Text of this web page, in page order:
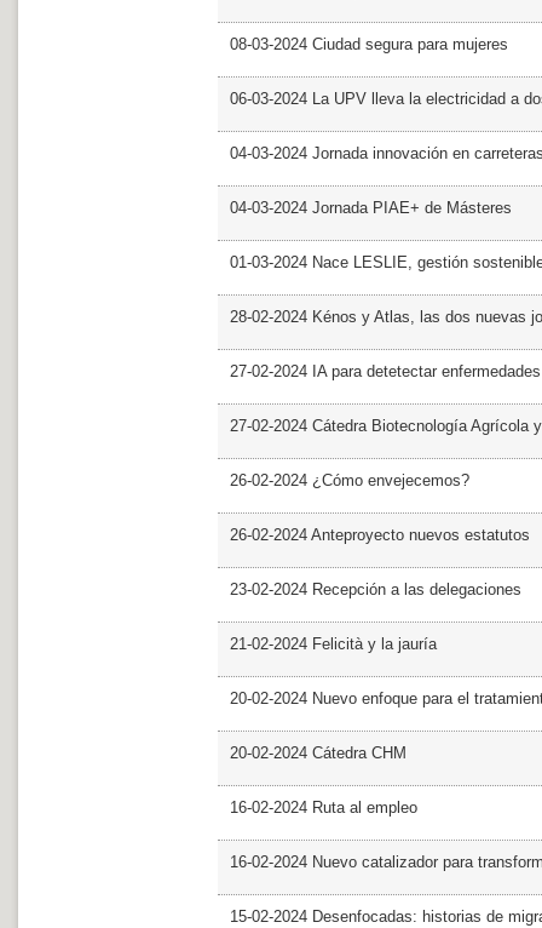
08-03-2024 Ciudad segura para mujeres
06-03-2024 La UPV lleva la electricidad a
04-03-2024 Jornada innovación en
04-03-2024 Jornada PIAE+ de Másteres
01-03-2024 Nace LESLIE, gestión
28-02-2024 Kénos y Atlas, las dos nuevas
27-02-2024 IA para detetectar
27-02-2024 Cátedra Biotecnología Agrícola
26-02-2024 ¿Cómo envejecemos?
26-02-2024 Anteproyecto nuevos estatutos
23-02-2024 Recepción a las delegaciones
21-02-2024 Felicità y la jauría
20-02-2024 Nuevo enfoque para el
20-02-2024 Cátedra CHM
16-02-2024 Ruta al empleo
16-02-2024 Nuevo catalizador para
15-02-2024 Desenfocadas: historias de